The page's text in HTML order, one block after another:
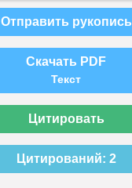
Отправить рукопись
Скачать PDF
Текст
Цитировать
Цитирований: 2